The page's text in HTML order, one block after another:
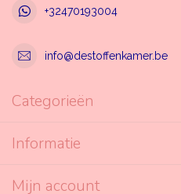
+32470193004
info@destoffenkamer.be
Categorieën
Informatie
Mijn account